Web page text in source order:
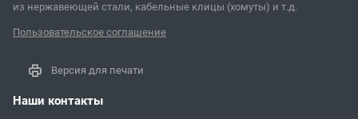
из нержавеющей стали, кабельные клицы (хомуты) и т.д.
Пользовательское соглашение
Версия для печати
Наши контакты